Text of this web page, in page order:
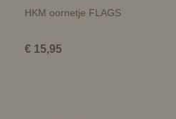
HKM oornetje FLAGS
€ 15,95